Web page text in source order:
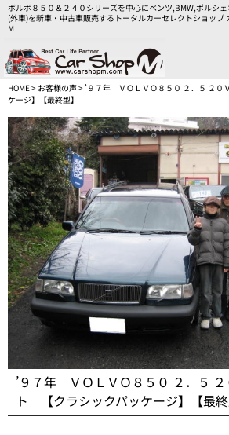
ボルボ８５０＆２４０シリーズを中心にベンツ,BMW,ポルシ
(外車)を新車・中古車販売するトータルカーセレクトショップ
M
HOME> お客様の声> ’９７年 ＶＯＬＶＯ８５０ ２．５ ２
ケージ】【最終型】
’９７年 ＶＯＬＶＯ８５０ ２．５
ト 【クラシックパッケージ】【最終